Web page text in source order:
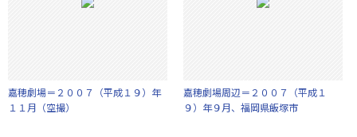
嘉穂劇場＝２００７（平成１９）年
１１月（空撮）
嘉穂劇場周辺＝２００７（平成１
９）年９月、福岡県飯塚市